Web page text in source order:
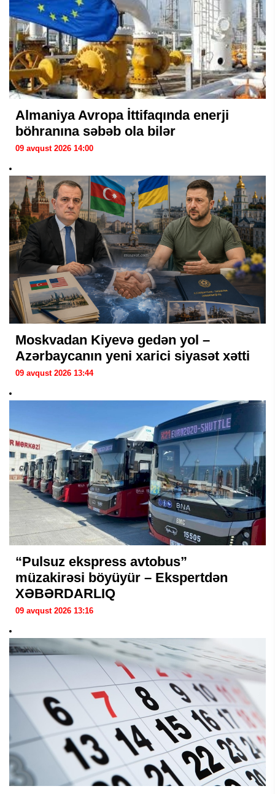
Almaniya Avropa İttifaqında enerji
böhranına səbəb ola bilər
09 avqust 2026 14:00
Moskvadan Kiyevə gedən yol –
Azərbaycanın yeni xarici siyasət xətti
09 avqust 2026 13:44
“Pulsuz ekspress avtobus”
müzakirəsi böyüyür – Ekspertdən
XƏBƏRDARLIQ
09 avqust 2026 13:16